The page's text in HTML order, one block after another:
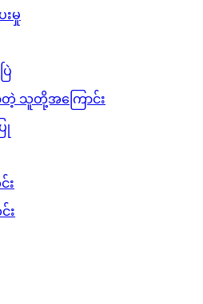
းမှု
တဲ့ သူတို့အကြောင်း
း
း